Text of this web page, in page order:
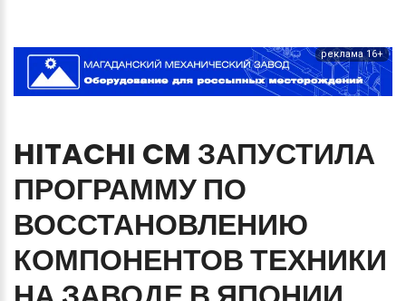
реклама 16+
HITACHI CM ЗАПУСТИЛА
ПРОГРАММУ ПО
ВОССТАНОВЛЕНИЮ
КОМПОНЕНТОВТЕХНИКИ